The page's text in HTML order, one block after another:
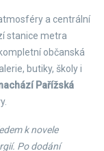
a centrální
stanice metra
občanská
butiky, školy i
Pařížská
k novele
Po dodání